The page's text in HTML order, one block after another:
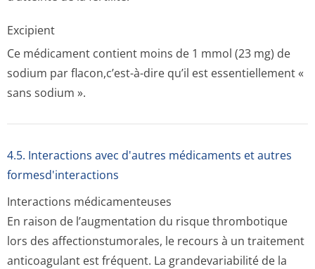
Excipient
Ce médicament contient moins de 1 mmol (23 mg) de
sodium par flacon,c’est-à-dire qu’il est essentiellement «
sans sodium ».
4.5. Interactions avec d'autres médicaments et autres
formesd'interactions
Interactions médicamenteuses
En raison de l’augmentation du risque thrombotique
lors des affectionstumo­rales, le recours à un traitement
anticoagulant est fréquent. La grandevariabilité de la